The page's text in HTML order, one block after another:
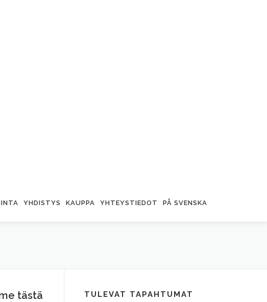
YHDISTYS KAUPPA YHTEYSTIEDOT PÅ SVENSKA
tästä
TULEVAT TAPAHTUMAT